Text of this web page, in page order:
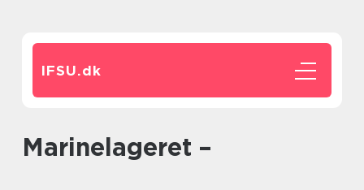
IFSU.dk
Marinelageret –